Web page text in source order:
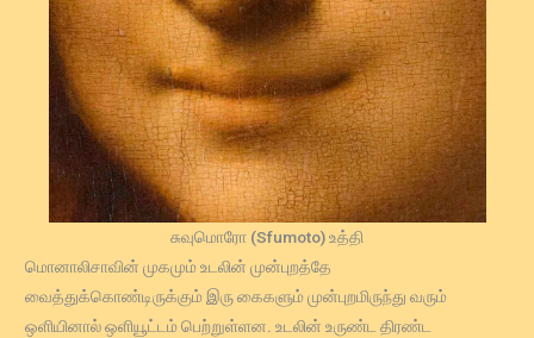
சுவுமொரோ (Sfumoto) உத்தி
மொனாலிசாவின் முகமும் உடலின் முன்புறத்தே
வைத்துக்கொண்டிருக்கும் இரு கைகளும் முன்புறமிருந்து வரும்
ஒளியினால் ஒளியூட்டம் பெற்றுள்ளன. உடலின் உருண்ட திரண்ட